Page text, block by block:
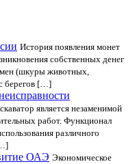
История появления монет
собственных денег
(шкуры животных,
берегов […]
является незаменимой
работ. Функционал
различного
ОАЭ Экономическое